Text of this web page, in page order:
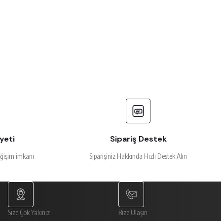
imkanı
Sipariş Destek
Siparişiniz Hakkında Hızlı Destek Alın
Size Çok Yakınız Bize Ulaşın